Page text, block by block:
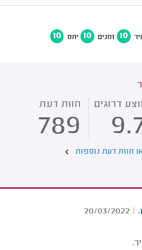
10 זמנים 10 יחס 10
דרוגים חוות דעת
789
חוות דעת נוספות
.
|
20/03/2022